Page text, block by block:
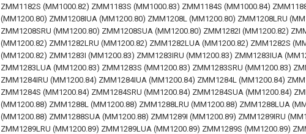
ZMM1182S (MM1000.82) ZMM1183S (MM1000.83) ZMM1184S (MM1000.84)
(MM1200.80) ZMM1208IUA (MM1200.80) ZMM1208L (MM1200.80) ZMM1208LRU
ZMM1208SRU (MM1200.80) ZMM1208SUA (MM1200.80) ZMM1282I (MM1200.82)
(MM1200.82) ZMM1282LRU (MM1200.82) ZMM1282LUA (MM1200.82) ZMM1282S
(MM1200.82) ZMM1283I (MM1200.83) ZMM1283IRU (MM1200.83) ZMM1283IUA
ZMM1283LUA (MM1200.83) ZMM1283S (MM1200.83) ZMM1283SRU (MM1200.83)
ZMM1284IRU (MM1200.84) ZMM1284IUA (MM1200.84) ZMM1284L (MM1200.84)
ZMM1284S (MM1200.84) ZMM1284SRU (MM1200.84) ZMM1284SUA (MM1200.84)
(MM1200.88) ZMM1288L (MM1200.88) ZMM1288LRU (MM1200.88) ZMM1288LUA
(MM1200.88) ZMM1288SUA (MM1200.88) ZMM1289I (MM1200.89) ZMM1289IRU
ZMM1289LRU (MM1200.89) ZMM1289LUA (MM1200.89) ZMM1289S (MM1200.89)